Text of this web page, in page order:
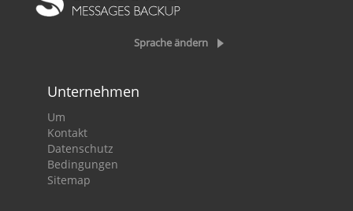
Sprache ändern
Unternehmen
Um
Kontakt
Datenschutz
Bedingungen
Sitemap